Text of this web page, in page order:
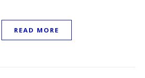
READ MORE